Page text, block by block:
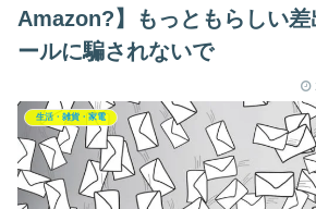
Amazon?】もっともらしい差
ールに騙されないで
生活・雑貨・家電